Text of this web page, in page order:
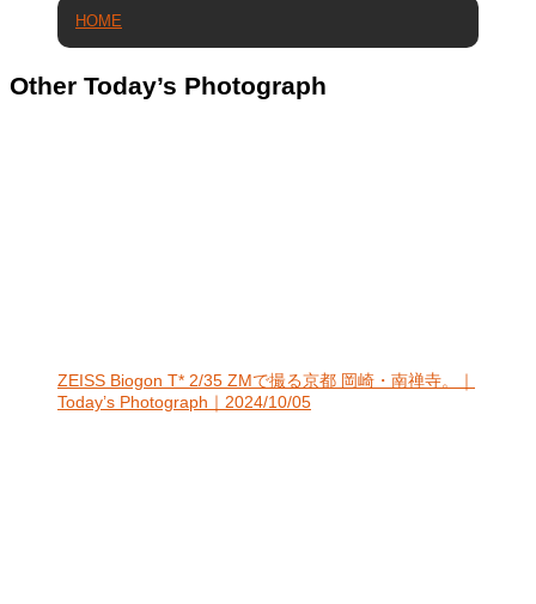
HOME
Other Today’s Photograph
ZEISS Biogon T* 2/35 ZMで撮る京都 岡崎・南禅寺。｜
Today’s Photograph｜2024/10/05